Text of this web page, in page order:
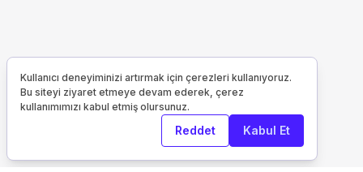
Kullanıcı deneyiminizi artırmak için çerezleri kullanıyoruz.
Bu siteyi ziyaret etmeye devam ederek, çerez
kullanımımızı kabul etmiş olursunuz.
Reddet Kabul Et